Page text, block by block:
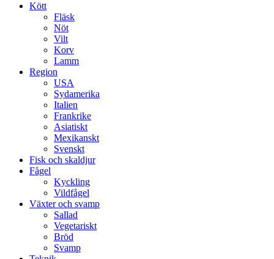
Kött
Fläsk
Nöt
Vilt
Korv
Lamm
Region
USA
Sydamerika
Italien
Frankrike
Asiatiskt
Mexikanskt
Svenskt
Fisk och skaldjur
Fågel
Kyckling
Vildfågel
Växter och svamp
Sallad
Vegetariskt
Bröd
Svamp